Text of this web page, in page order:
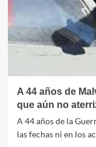
empieza
A 44 años de
que aún no
A 44 años de la
las fechas ni en los